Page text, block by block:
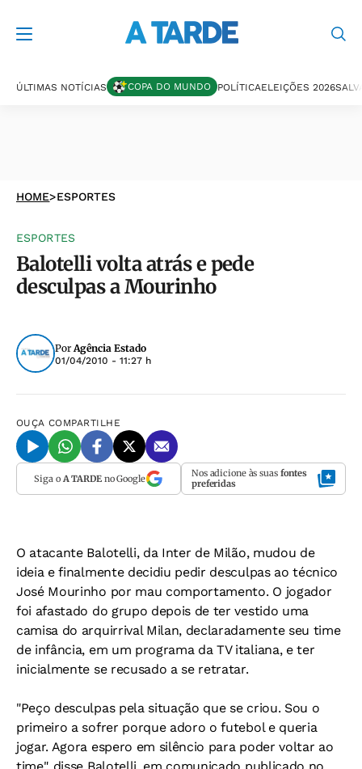
ÚLTIMAS NOTÍCIAS COPA DO MUNDO POLÍTICAELEIÇÕES 2026
HOME>ESPORTES
ESPORTES
Balotelli volta atrás e pede
desculpas a Mourinho
PorAgência Estado
01/04/2010 - 11:27 h
OUÇA COMPARTILHE
Siga o A TARDEno Google Nos adicione às suas fontes
preferidas
O atacante Balotelli, da Inter de Milão, mudou de
ideia e finalmente decidiu pedir desculpas ao técnico
José Mourinho por mau comportamento. O jogador
foi afastado do grupo depois de ter vestido uma
camisa do arquirrival Milan, declaradamente seu time
de infância, em um programa da TV italiana, e ter
inicialmente se recusado a se retratar.
"Peço desculpas pela situação que se criou. Sou o
primeiro a sofrer porque adoro o futebol e queria
jogar. Agora espero em silêncio para poder voltar ao